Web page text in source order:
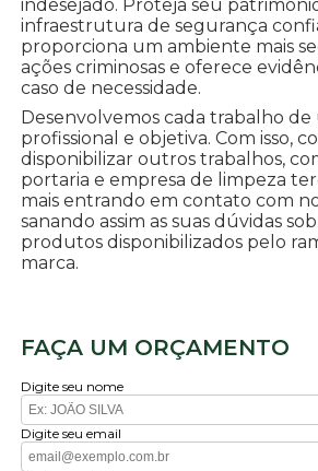
indesejado. Proteja seu
infraestrutura de segurança
proporciona um ambiente mais
ações criminosas e oferece
caso de necessidade.
Desenvolvemos cada trabalho
profissional e objetiva. Com isso,
disponibilizar outros trabalhos,
portaria e empresa de limpeza
mais entrando em contato com
sanando assim as suas dúvidas
produtos disponibilizados pelo
marca.
FAÇA UM ORÇAMENTO
Digite seu nome
Digite seu email